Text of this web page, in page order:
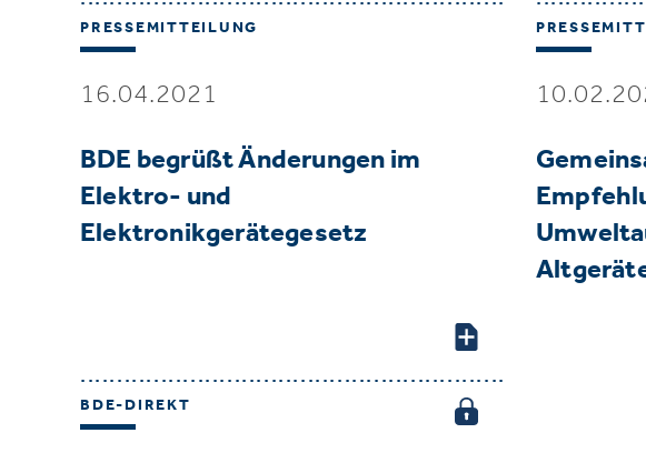
PRESSEMITTEILUNG
16.04.2021
BDE begrüßt Änderungen im
Elektro- und
Elektronikgerätegesetz
BDE-DIREKT